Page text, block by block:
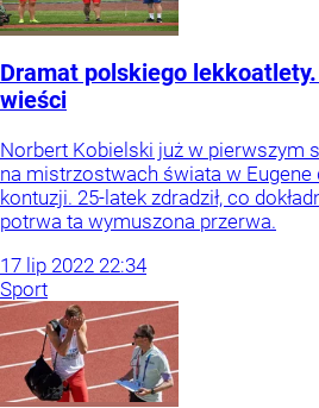
Dramat polskiego
wieści
Norbert Kobielski już w pierwszym
na mistrzostwach świata w Eugene
kontuzji. 25-latek zdradził, co
potrwa ta wymuszona przerwa.
17 lip 2022 22:34
Sport